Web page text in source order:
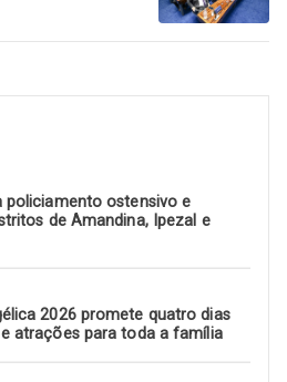
policiamento ostensivo e
de Amandina, Ipezal e
2026 promete quatro dias
atrações para toda a família